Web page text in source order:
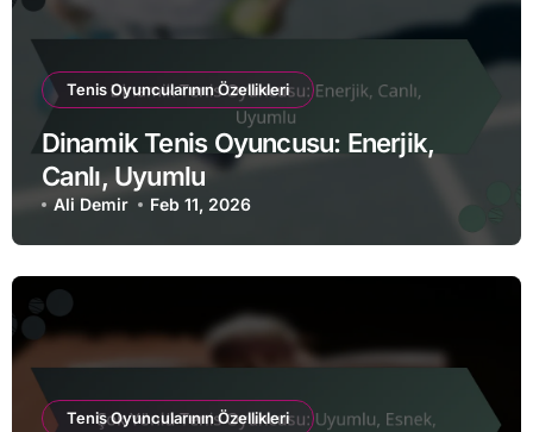
Tenis Oyuncularının Özellikleri
Dinamik Tenis Oyuncusu: Enerjik,
Canlı, Uyumlu
Ali Demir Feb 11, 2026
Tenis Oyuncularının Özellikleri